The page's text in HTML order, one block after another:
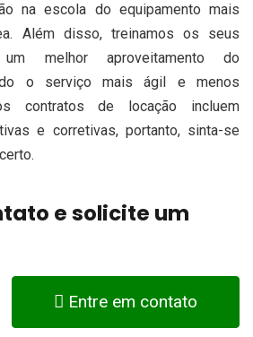
na escola do equipamento mais
Além disso, treinamos os seus
melhor aproveitamento do
o serviço mais ágil e menos
contratos de locação incluem
e corretivas, portanto, sinta-se
e solicite um
Entre em contato